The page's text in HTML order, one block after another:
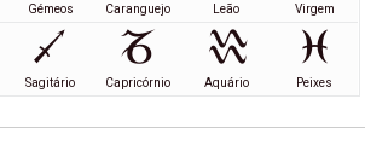
Gémeos Caranguejo Leão Virgem
Sagitário Capricórnio Aquário Peixes